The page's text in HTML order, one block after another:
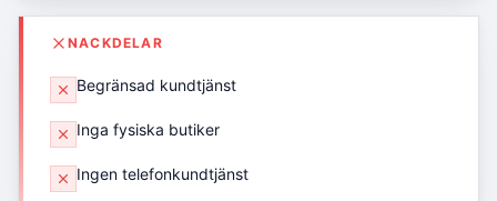
NACKDELAR
Begränsad kundtjänst
Inga fysiska butiker
Ingen telefonkundtjänst